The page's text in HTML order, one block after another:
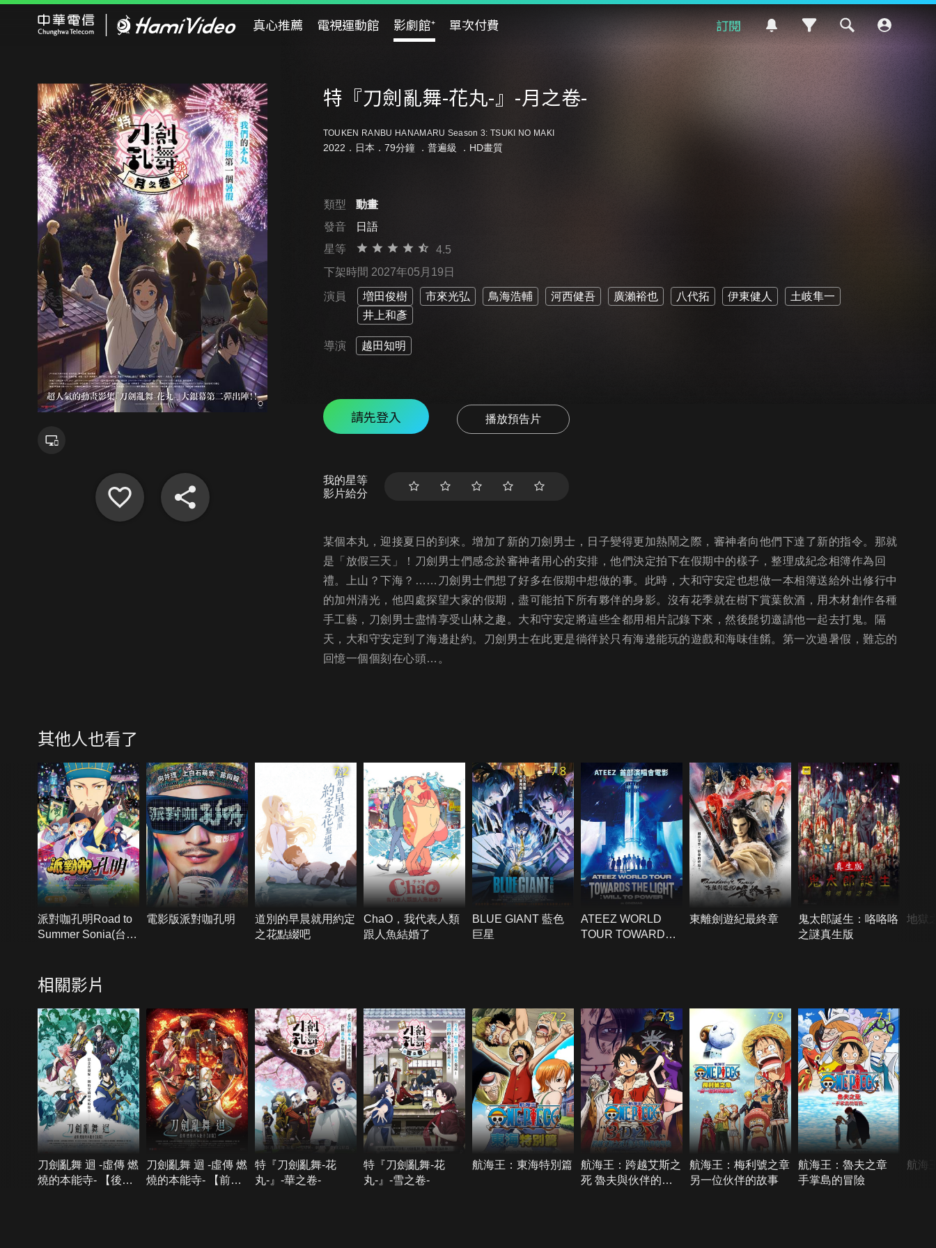
真心推薦 電視運動館 影劇館⁺ 單次付費 訂閱
特『刀劍亂舞-花丸-』-月之卷-
TOUKEN RANBU HANAMARU Season 3: TSUKI NO MAKI
2022．日本．79分鐘 ． 普遍級 ．HD畫質
類型
動畫
發音
日語
星等
4.5
下架時間 2027年05月19日
演員 増田俊樹 市來光弘 鳥海浩輔 河西健吾 廣瀨裕也 八代拓 伊東健人
土岐隼一
井上和彥
導演 越田知明
請先登入 播放預告片
我的星等
影片給分
某個本丸，迎接夏日的到來。增加了新的刀劍男士，日子變得更加熱鬧之際，審神者向他們下達了新的指令。那就
是「放假三天」！刀劍男士們感念於審神者用心的安排，他們決定拍下在假期中的樣子，整理成紀念相簿作為回
禮。上山？下海？……刀劍男士們想了好多在假期中想做的事。此時，大和守安定也想做一本相簿送給外出修行中
的加州清光，他四處探望大家的假期，盡可能拍下所有夥伴的身影。沒有花季就在樹下賞葉飲酒，用木材創作各種
手工藝，刀劍男士盡情享受山林之趣。大和守安定將這些全都用相片記錄下來，然後髭切邀請他一起去打鬼。隔
天，大和守安定到了海邊赴約。刀劍男士在此更是徜徉於只有海邊能玩的遊戲和海味佳餚。第一次過暑假，難忘的
回憶一個個刻在心頭…。
其他人也看了
派對咖孔明Road to
Summer Sonia(台語
電影版派對咖孔明
7.2
道別的早晨就用約定
之花點綴吧
ChaO，我代表人類
跟人魚結婚了
7.8
BLUE GIANT 藍色
巨星
ATEEZ WORLD
TOUR TOWARDS
東離劍遊紀最終章
鬼太郎誕生：咯咯咯
之謎真生版
地獄
相關影片
刀劍亂舞 迴 -虛傳 燃
燒的本能寺- 【後
刀劍亂舞 迴 -虛傳 燃
燒的本能寺- 【前
特『刀劍亂舞-花
丸-』-華之卷-
特『刀劍亂舞-花
丸-』-雪之卷-
7.2
航海王：東海特別篇
7.5
航海王：跨越艾斯之
死 魯夫與伙伴的誓
7.9
航海王：梅利號之章
另一位伙伴的故事
7.1
航海王：魯夫之章
手掌島的冒險
航海